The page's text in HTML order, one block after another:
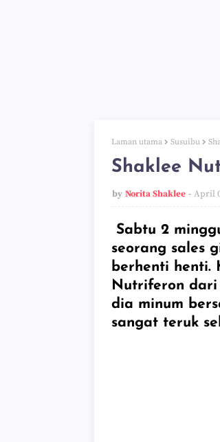
Laman utama Susuibu
Shaklee
by Norita Shaklee April
Sabtu 2
seorang sales
berhenti henti.
Nutriferon dari
dia minum
sangat teruk